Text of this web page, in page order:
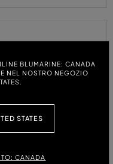
BLUMARINE: CANADA
NEL NOSTRO NEGOZIO
STATES
CANADA